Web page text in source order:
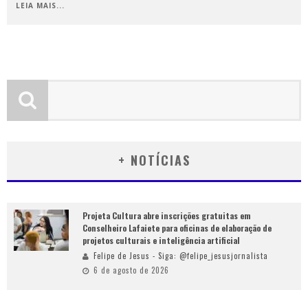
LEIA MAIS...
+ NOTÍCIAS
Projeta Cultura abre inscrições gratuitas em
Conselheiro Lafaiete para oficinas de elaboração de
projetos culturais e inteligência artificial
Felipe de Jesus - Siga: @felipe_jesusjornalista
6 de agosto de 2026